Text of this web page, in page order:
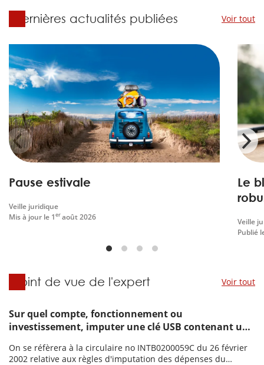
Dernières actualités publiées
Pause estivale
Veille juridique
Mis à jour le 1eraoût 2026
Le
Veille
Publié
Point de vue de l'expert
Sur quel compte, fonctionnement ou
investissement, imputer une clé USB contenant un
ans et d'une valeur de 460€ HT ?
On se réfèrera à la circulaire no INTB0200059C du 26 février
2002 relative aux règles d'imputation des dépenses du